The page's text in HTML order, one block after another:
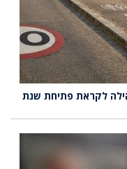
לקראת פתיחת שנת